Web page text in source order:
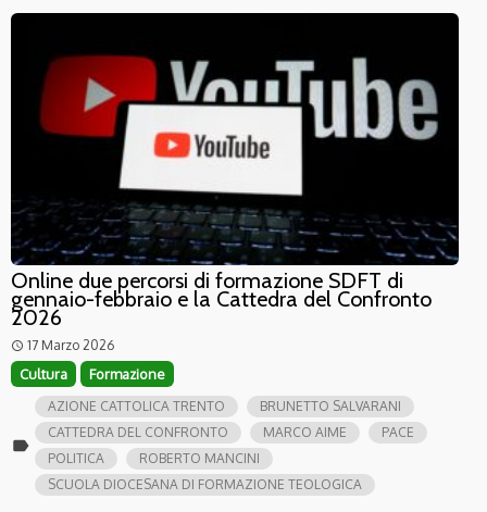
Online due percorsi di formazione SDFT di
gennaio-febbraio e la Cattedra del Confronto
2026
access_time 17 Marzo 2026
Cultura Formazione
label
AZIONE CATTOLICA TRENTO
BRUNETTO SALVARANI
CATTEDRA DEL CONFRONTO
MARCO AIME
PACE
POLITICA
ROBERTO MANCINI
SCUOLA DIOCESANA DI FORMAZIONE TEOLOGICA